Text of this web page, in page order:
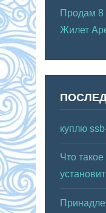
Продам 8
Жилет
куплю
Что